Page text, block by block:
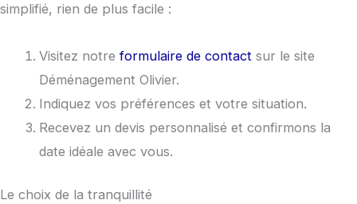
simplifié, rien de plus facile :
Visitez notreformulaire de contact sur le site
Déménagement Olivier.
Indiquez vos préférences et votre situation.
Recevez un devis personnalisé et confirmons la
date idéale avec vous.
Le choix de la tranquillité